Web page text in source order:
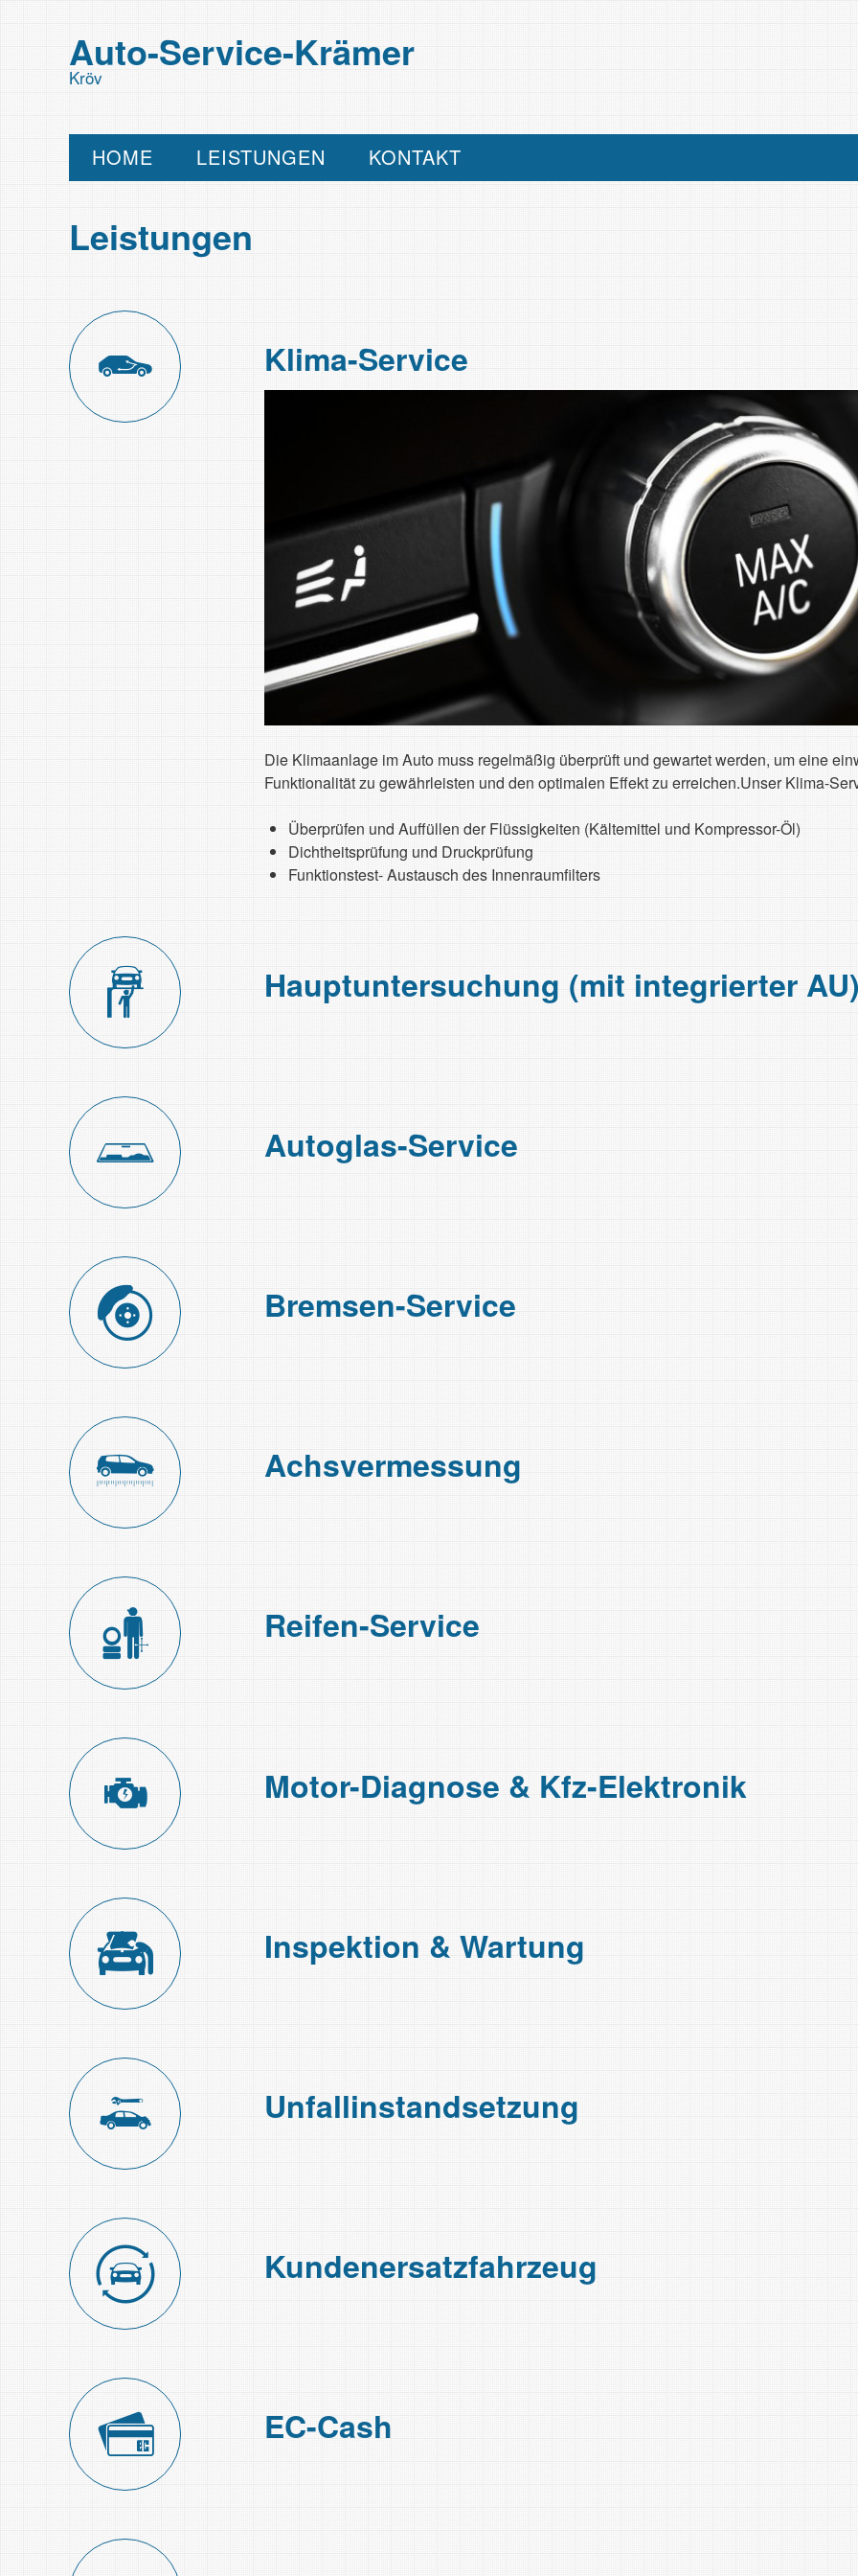
Auto-Service-Krämer
Kröv
HOME LEISTUNGEN KONTAKT
Leistungen
Klima-Service
Die Klimaanlage im Auto muss regelmäßig überprüft und gewartet werden, um eine
Funktionalität zu gewährleisten und den optimalen Effekt zu erreichen.Unser Klima-
Überprüfen und Auffüllen der Flüssigkeiten (Kältemittel und Kompressor-Öl)
Dichtheitsprüfung und Druckprüfung
Funktionstest- Austausch des Innenraumfilters
Haupt­unter­suchung (mit integrierter
Autoglas-Service
Bremsen-Service
Achs­ver­messung
Reifen-Service
Motor-Diagnose & Kfz-Elektronik
Inspektion & Wartung
Unfall­instand­setzung
Kunden­ersatz­fahrzeug
EC-Cash